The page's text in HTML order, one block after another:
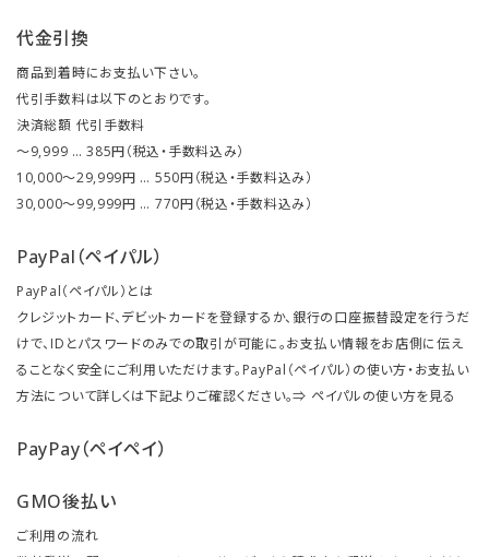
代金引換
商品到着時にお支払い下さい。
代引手数料は以下のとおりです。
決済総額 代引手数料
～9,999 … 385円（税込・手数料込み）
10,000～29,999円 … 550円（税込・手数料込み）
30,000～99,999円 … 770円（税込・手数料込み）
PayPal（ペイパル）
PayPal（ペイパル）とは
クレジットカード、デビットカードを登録するか、銀行の口座振替設定を行うだ
けで、IDとパスワードのみでの取引が可能に。お支払い情報をお店側に伝え
ることなく安全にご利用いただけます。PayPal（ペイパル）の使い方・お支払い
方法について詳しくは下記よりご確認ください。⇒ ペイパルの使い方を見る
PayPay（ペイペイ）
GMO後払い
ご利用の流れ